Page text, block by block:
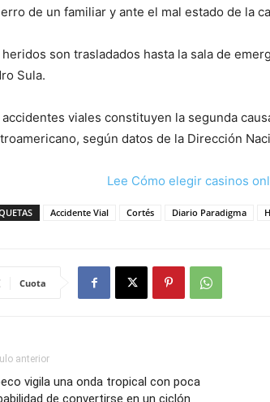
de un familiar y ante el mal estado de la
heridos son trasladados hasta la sala de
Sula.
accidentes viales constituyen la segunda
según datos de la Dirección
Lee Cómo elegir casinos
Accidente Vial Cortés Diario Paradigma
Cuota
anterior
vigila una onda tropical con poca
de convertirse en un ciclón